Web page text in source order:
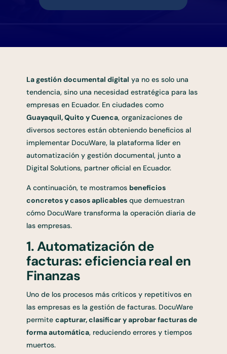
La gestión documental digital ya no es solo una
tendencia, sino una necesidad estratégica para las
empresas en Ecuador. En ciudades como
Guayaquil, Quito y Cuenca, organizaciones de
diversos sectores están obteniendo beneficios al
implementar DocuWare, la plataforma líder en
automatización y gestión documental, junto a
Digital Solutions, partner oficial en Ecuador.
A continuación, te mostramos beneficios
concretos y casos aplicables que demuestran
cómo DocuWare transforma la operación diaria de
las empresas.
1. Automatización de
facturas: eficiencia real en
Finanzas
Uno de los procesos más críticos y repetitivos en
las empresas es la gestión de facturas. DocuWare
permitecapturar, clasificar y aprobar facturas de
forma automática, reduciendo errores y tiempos
muertos.